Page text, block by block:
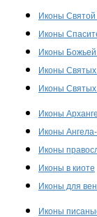
Иконы
Иконы
Иконы
Иконы
Иконы
Иконы
Иконы
Иконы
Иконы в киоте
Иконы для
Иконы